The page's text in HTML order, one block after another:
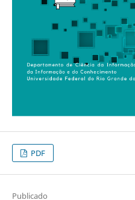
PDF
Publicado